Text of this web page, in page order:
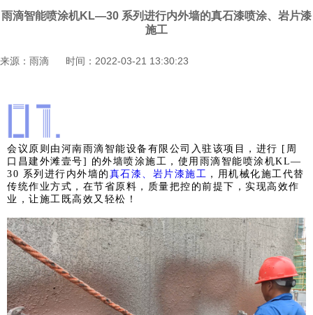
雨滴智能喷涂机KL—30 系列进行内外墙的真石漆喷涂、岩片漆
施工
来源：雨滴 时间：2022-03-21 13:30:23
会议原则由河南雨滴智能设备有限公司入驻该项目，进行 [周
口昌建外滩壹号] 的外墙喷涂施工，使用雨滴智能喷涂机KL—
30 系列进行内外墙的 真石漆、岩片漆施工 ，用机械化施工代替
传统作业方式，在节省原料，质量把控的前提下，实现高效作
业，让施工既高效又轻松！